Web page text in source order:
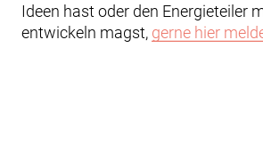
Ideen hast oder den Energieteiler
entwickeln magst, gerne hier